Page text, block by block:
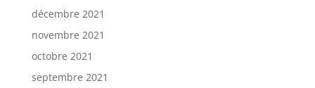
décembre 2021
novembre 2021
octobre 2021
septembre 2021